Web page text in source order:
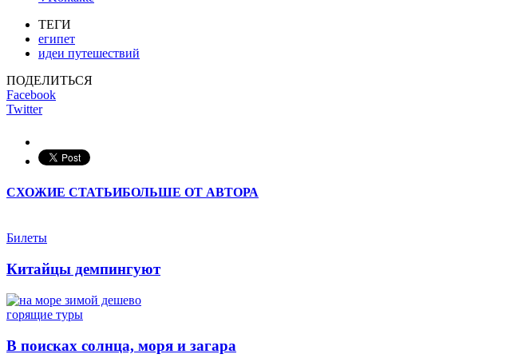
ТЕГИ
египет
идеи путешествий
ПОДЕЛИТЬСЯ
Facebook
Twitter
СХОЖИЕ СТАТЬИБОЛЬШЕ ОТ АВТОРА
Билеты
Китайцы демпингуют
горящие туры
В поисках солнца, моря и загара